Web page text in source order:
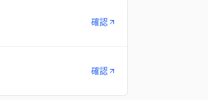
確認
確認